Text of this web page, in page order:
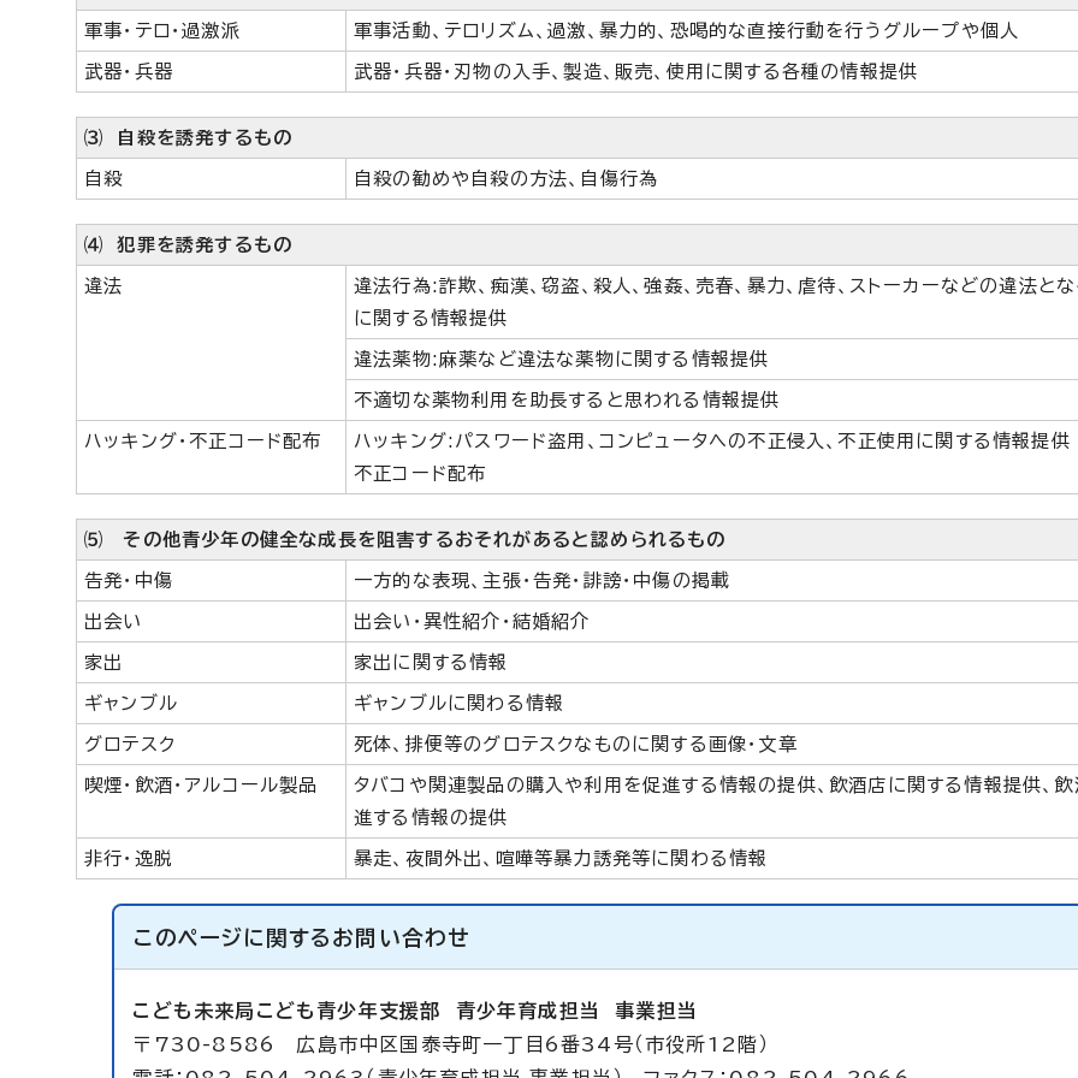
軍事・テロ・過激派 軍事活動、テロリズム、過激、暴力的、恐喝的な直接行動を行うグループや個人
武器・兵器 武器・兵器・刃物の入手、製造、販売、使用に関する各種の情報提供
⑶ 自殺を誘発するもの
自殺 自殺の勧めや自殺の方法、自傷行為
⑷ 犯罪を誘発するもの
違法
違法行為:詐欺、痴漢、窃盗、殺人、強姦、売春、暴力、虐待、ストーカーなどの違法と
に関する情報提供
違法薬物:麻薬など違法な薬物に関する情報提供
不適切な薬物利用を助長すると思われる情報提供
ハッキング・不正コード配布
ハッキング:パスワード盗用、コンピュータへの不正侵入、不正使用に関する情報提供
不正コード配布
⑸ その他青少年の健全な成長を阻害するおそれがあると認められるもの
告発・中傷 一方的な表現、主張・告発・誹謗・中傷の掲載
出会い 出会い・異性紹介・結婚紹介
家出 家出に関する情報
ギャンブル ギャンブルに関わる情報
グロテスク 死体、排便等のグロテスクなものに関する画像・文章
喫煙・飲酒・アルコール製品
タバコや関連製品の購入や利用を促進する情報の提供、飲酒店に関する情報提供、
進する情報の提供
非行・逸脱 暴走、夜間外出、喧嘩等暴力誘発等に関わる情報
このページに関する お問い合わせ
こども未来局こども青少年支援部 青少年育成担当 事業担当
〒730-8586 広島市中区国泰寺町一丁目6番34号（市役所12階）